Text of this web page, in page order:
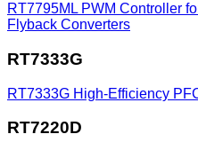
RT7795ML PWM Controller
Flyback Converters
RT7333G
RT7333G High-Efficiency
RT7220D